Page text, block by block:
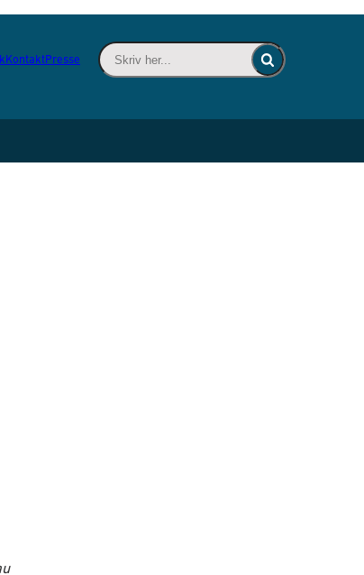
KontaktPresse
Skriv her... - Indsæt søgeord for at søge
Fold søgefelt ind